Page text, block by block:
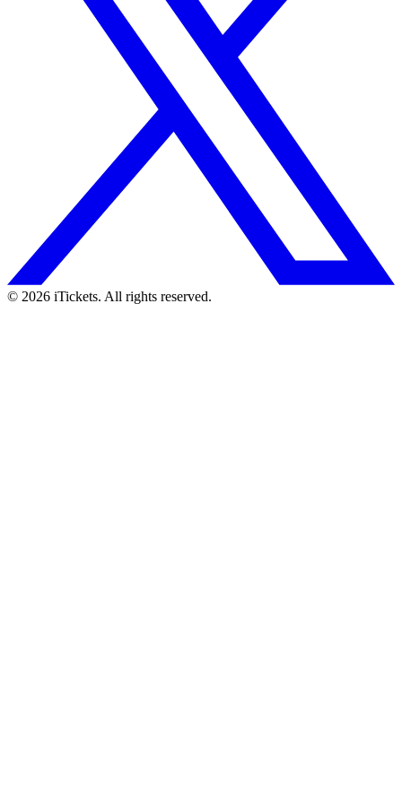
© 2026 iTickets. All rights reserved.